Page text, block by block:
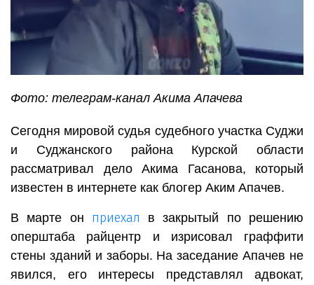
Фото: телеграм-канал Акима Апачева
Сегодня мировой судья судебного участка Суджи
и Суджанского района Курской области
рассматривал дело Акима Гасанова, который
известен в интернете как блогер Аким Апачев.
В марте он приехал в закрытый по решению
оперштаба райцентр и изрисовал граффити
стены зданий и заборы. На заседание Апачев не
явился, его интересы представлял адвокат,